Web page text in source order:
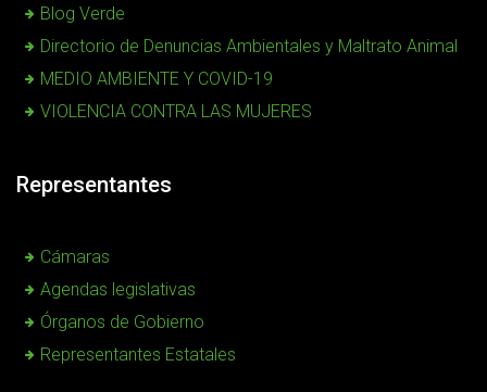
Blog Verde
Directorio de Denuncias Ambientales y Maltrato Animal
MEDIO AMBIENTE Y COVID-19
VIOLENCIA CONTRA LAS MUJERES
Representantes
Cámaras
Agendas legislativas
Órganos de Gobierno
Representantes Estatales